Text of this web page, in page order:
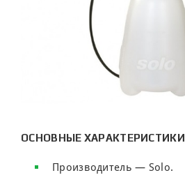
ОСНОВНЫЕ ХАРАКТЕРИСТИКИ
Производитель — Solo.